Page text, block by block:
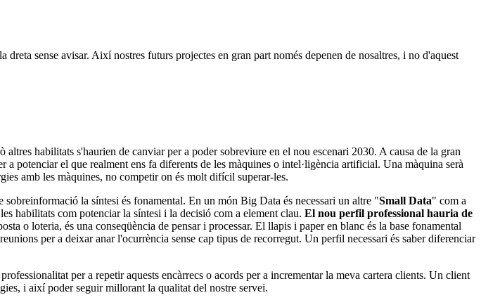
dreta sense avisar. Així nostres futurs projectes en gran part només depenen de nosaltres, i no d'aquest
habilitats s'haurien de canviar per a poder sobreviure en el nou escenari 2030. A causa de la gran
potenciar el que realment ens fa diferents de les màquines o intel·ligència artificial. Una màquina serà
amb les màquines, no competir on és molt difícil superar-les.
la síntesi és fonamental. En un món Big Data és necessari un altre "Small Data" com a
habilitats com potenciar la síntesi i la decisió com a element clau. El nou perfil professional hauria de
o loteria, és una conseqüència de pensar i processar. El llapis i paper en blanc és la base fonamental
per a deixar anar l'ocurrència sense cap tipus de recorregut. Un perfil necessari és saber diferenciar
per a repetir aquests encàrrecs o acords per a incrementar la meva cartera clients. Un client
i així poder seguir millorant la qualitat del nostre servei.